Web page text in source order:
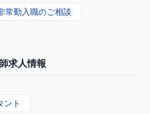
常勤入職のご相談
求人情報
ント